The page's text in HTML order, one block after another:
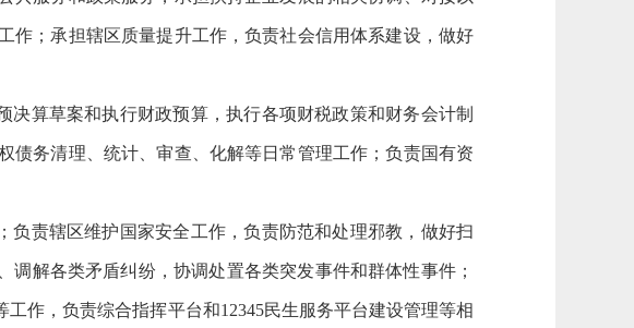
作；承担辖区质量提升工作，负责社会信用体系建设，做好
算草案和执行财政预算，执行各项财税政策和财务会计制
债务清理、统计、审查、化解等日常管理工作；负责国有资
责辖区维护国家安全工作，负责防范和处理邪教，做好扫
解各类矛盾纠纷，协调处置各类突发事件和群体性事件；
作，负责综合指挥平台和12345民生服务平台建设管理等相